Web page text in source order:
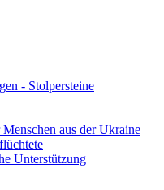
- Stolpersteine
aus der Ukraine
Unterstützung